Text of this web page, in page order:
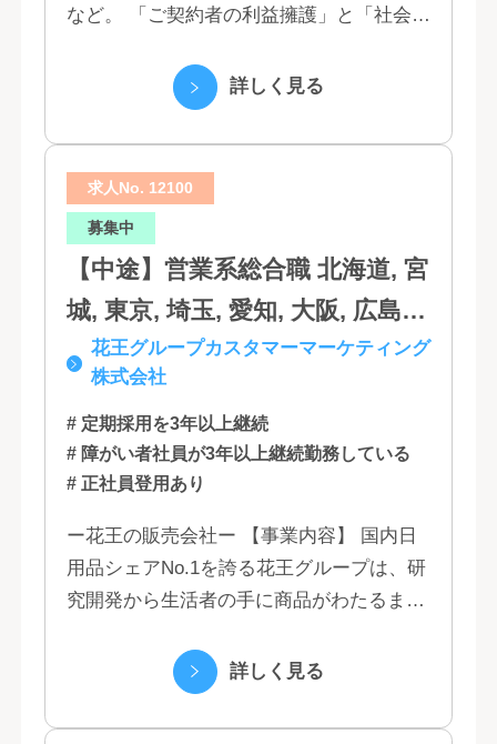
岡, 三重, 岐阜, 大阪, 京都, 兵庫,
滋賀, 奈良, 和歌山, 広島, 岡山, 山
口, 鳥取, 島根, 香川, 愛媛, 徳島,
高知, 福岡, 長崎, 熊本, 鹿児島, 大
分, 宮崎, 佐賀, 沖縄
など。 「ご契約者の利益擁護」と「社会へ
づく「お客さま基点」をスローガンに掲
詳しく見る
求人No. 12100
募集中
【中途】営業系総合職 北海道, 宮
城, 東京, 埼玉, 愛知, 大阪, 広島,
福岡花王グループカスタマーマーケティング
株式会社
# 定期採用を3年以上継続
# 障がい者社員が3年以上継続勤務している
# 正社員登用あり
ー花王の販売会社ー 【事業内容】 国内日
用品シェアNo.1を誇る花王グループは、研
究開発から生活者の手に商品がわたるまで
で、情報のスピード、質、量ともに他社に
詳しく見る